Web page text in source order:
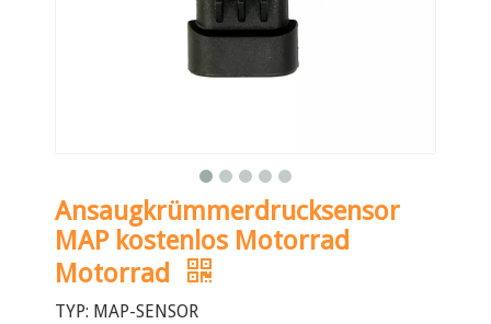
Ansaugkrümmerdrucksensor
MAP kostenlos Motorrad
Motorrad
TYP: MAP-SENSOR